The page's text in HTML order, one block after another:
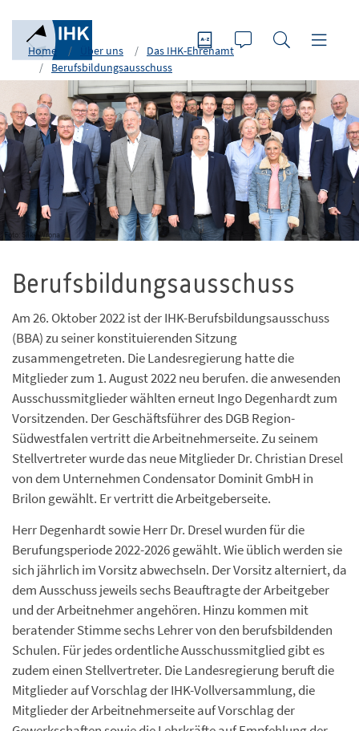
Home Über uns
Das IHK-Ehrenamt
Berufsbildungsausschuss
Foto: Silke Wrona
Berufsbildungsausschuss
Am 26. Oktober 2022 ist der IHK-Berufsbildungsausschuss
(BBA) zu seiner konstituierenden Sitzung
zusammengetreten. Die Landesregierung hatte die
Mitglieder zum 1. August 2022 neu berufen. die anwesenden
Ausschussmitglieder wählten erneut Ingo Degenhardt zum
Vorsitzenden. Der Geschäftsführer des DGB Region-
Südwestfalen vertritt die Arbeitnehmerseite. Zu seinem
Stellvertreter wurde das neue Mitglieder Dr. Christian Dresel
von dem Unternehmen Condensator Dominit GmbH in
Brilon gewählt. Er vertritt die Arbeitgeberseite.
Herr Degenhardt sowie Herr Dr. Dresel wurden für die
Berufungsperiode 2022-2026 gewählt. Wie üblich werden sie
sich jährlich im Vorsitz abwechseln. Der Vorsitz alterniert, da
dem Ausschuss jeweils sechs Beauftragte der Arbeitgeber
und der Arbeitnehmer angehören. Hinzu kommen mit
beratender Stimme sechs Lehrer von den berufsbildenden
Schulen. Für jedes ordentliche Ausschussmitglied gibt es
zudem einen Stellvertreter. Die Landesregierung beruft die
Mitglieder auf Vorschlag der IHK-Vollversammlung, die
Mitglieder der Arbeitnehmerseite auf Vorschlag der